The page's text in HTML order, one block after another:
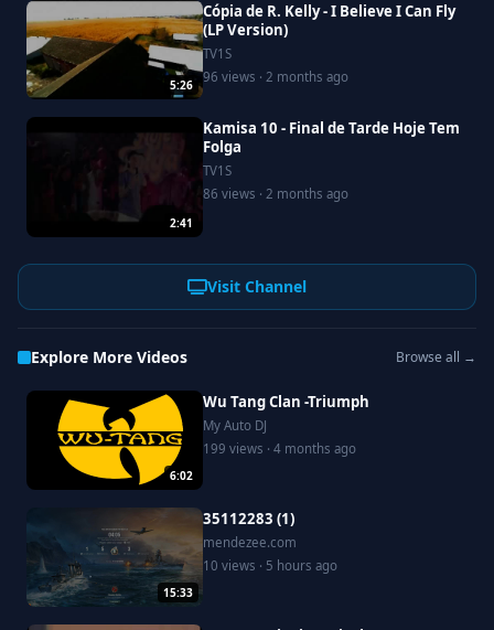
5:26
Cópia de R. Kelly - I Believe I Can Fly
(LP Version)
TV1S
96 views · 2 months ago
2:41
Kamisa 10 - Final de Tarde Hoje Tem
Folga
TV1S
86 views · 2 months ago
Visit Channel
Explore More Videos Browse all →
6:02
Wu Tang Clan -Triumph
My Auto DJ
199 views · 4 months ago
15:33
35112283 (1)
mendezee.com
10 views · 5 hours ago